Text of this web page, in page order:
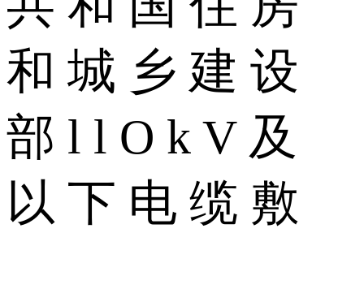
和 城 乡 建 设
部 l l O k V 及
以 下 电 缆 敷